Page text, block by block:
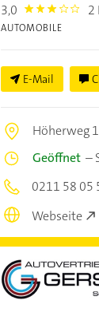
3,0 3.0 2
AUTOMOBILE
E-Mail
Höherweg
Geöffnet–
0211 58 05
Webseite